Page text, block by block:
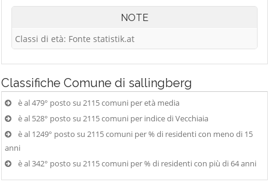
NOTE
Classi di età: Fonte statistik.at
Classifiche Comune di sallingberg
è al 479° posto su 2115 comuni per età media
è al 528° posto su 2115 comuni per indice di Vecchiaia
è al 1249° posto su 2115 comuni per % di residenti con meno di 15
anni
è al 342° posto su 2115 comuni per % di residenti con più di 64 anni